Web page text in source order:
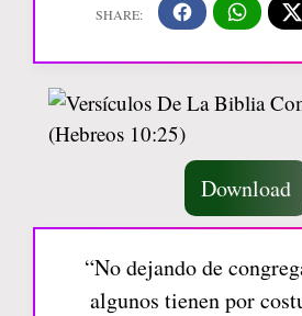
Download
“No dejando de
algunos tienen por